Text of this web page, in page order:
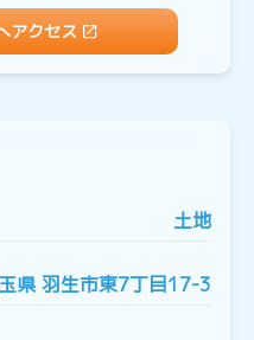
アクセス
土地
県 羽生市東7丁目17-3